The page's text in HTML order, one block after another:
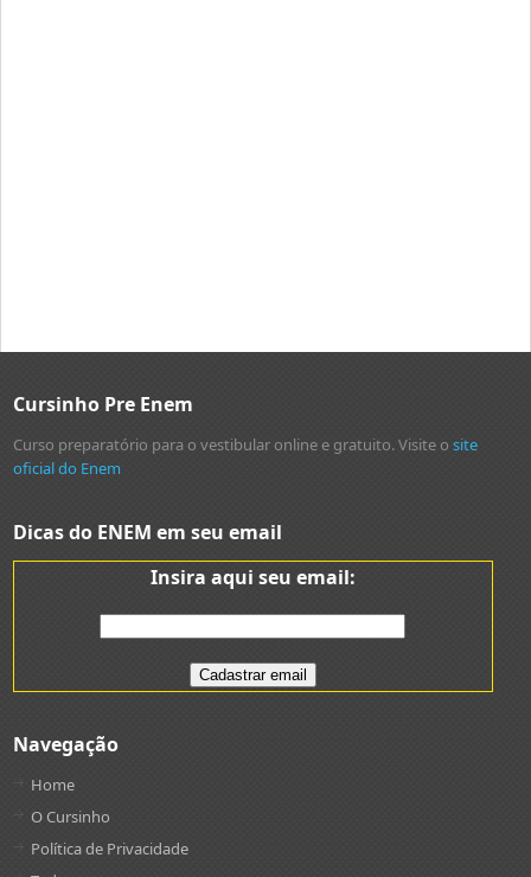
Cursinho Pre Enem
Curso preparatório para o vestibular online e gratuito. Visite osite
oficial do Enem
Dicas do ENEM em seu email
Insira aqui seu email:
Navegação
Home
O Cursinho
Política de Privacidade